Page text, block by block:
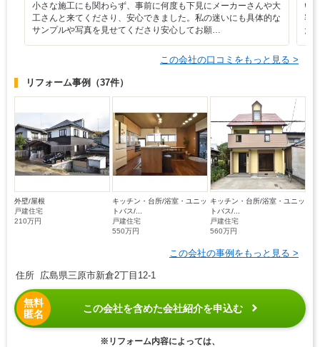
小さな施工にも関わらず、事前に何度も下見にメーカーさんや大
工さんと来てくださり、安心できました。私の迷いにも具体的な
サンプルや写真を見せてくださり安心してお願…
い
容
た
この会社の口コミをもっと見る >
リフォーム事例 （37件）
外壁/屋根
戸建住宅
210万円
キッチン・台所/浴室・ユニッ
トバス/...
戸建住宅
550万円
キッチン・台所/浴室・ユニッ
トバス/...
戸建住宅
560万円
この会社の事例をもっと見る >
住所 広島県三原市新倉2丁目12-1
無料
匿名
この会社を含めた会社紹介を申込む
※リフォーム内容によっては、